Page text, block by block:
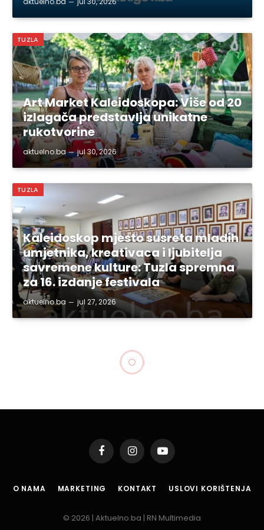
TUZLA
Art Market Kaleidoskopa: Više od 20
izlagača predstavlja unikatne
rukotvorine
aktuelno.ba jul 30, 2026
TUZLA
Kaleidoskop mjesto susreta mladih
umjetnika, kreativaca i ljubitelja
savremene kulture: Tuzla spremna
za 16. izdanje festivala
aktuelno.ba jul 27, 2026
Gradonačelnik Tuzle: Oštro
osuđujemo vandalski čin u
Sabornom hramu